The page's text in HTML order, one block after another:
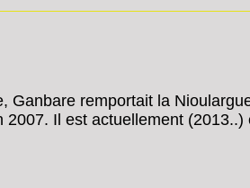
Ganbare remportait la
2007. Il est actuellement (2013..)